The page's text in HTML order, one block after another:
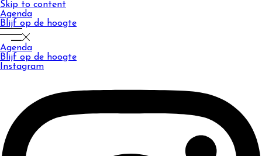
Skip to content
Agenda
Blijf op de hoogte
Agenda
Blijf op de hoogte
Instagram